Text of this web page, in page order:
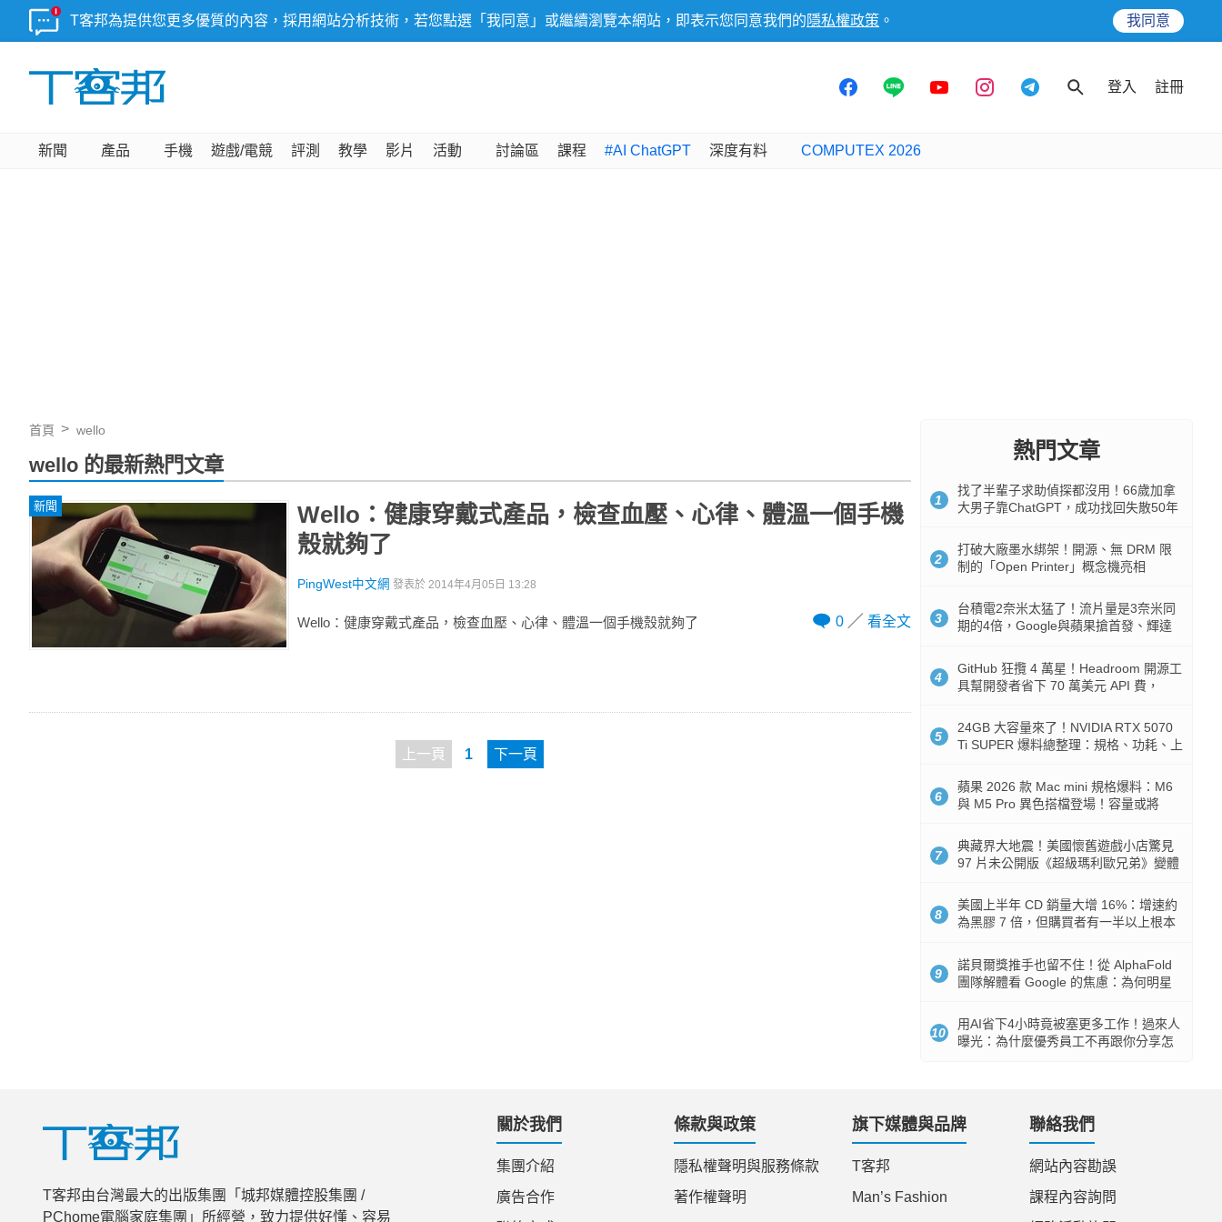
T客邦為提供您更多優質的內容，採用網站分析技術，若您點選「我同意」或繼續瀏覽本網站，即表示您同意我們的 隱私權政策 。 我同意
登入 註冊
新聞 產品 手機 遊戲/電競 評測 教學 影片 活動 討論區 課程 #AI ChatGPT 深度有料 COMPUTEX 2026
首頁 wello
wello 的最新熱門文章
新聞
Wello：健康穿戴式產品，檢查血壓、心律、體溫一個手機
殼就夠了
PingWest中文網 發表於 2014年4月05日 13:28
Wello：健康穿戴式產品，檢查血壓、心律、體溫一個手機殼就夠了 0 看全文
上一頁 1 下一頁
熱門文章
1
找了半輩子求助偵探都沒用！66歲加拿
大男子靠ChatGPT，成功找回失散50年
2
打破大廠墨水綁架！開源、無 DRM 限
制的「Open Printer」概念機亮相
3
台積電2奈米太猛了！流片量是3奈米同
期的4倍，Google與蘋果搶首發、輝達
4
GitHub 狂攬 4 萬星！Headroom 開源工
具幫開發者省下 70 萬美元 API 費，
5
24GB 大容量來了！NVIDIA RTX 5070
Ti SUPER 爆料總整理：規格、功耗、上
6
蘋果 2026 款 Mac mini 規格爆料：M6
與 M5 Pro 異色搭檔登場！容量或將
7
典藏界大地震！美國懷舊遊戲小店驚見
97 片未公開版《超級瑪利歐兄弟》變體
8
美國上半年 CD 銷量大增 16%：增速約
為黑膠 7 倍，但購買者有一半以上根本
9
諾貝爾獎推手也留不住！從 AlphaFold
團隊解體看 Google 的焦慮：為何明星
10
用AI省下4小時竟被塞更多工作！過來人
曝光：為什麼優秀員工不再跟你分享怎
T客邦由台灣最大的出版集團「城邦媒體控股集團 /
PChome電腦家庭集團」所經營，致力提供好懂、容易
關於我們
集團介紹
廣告合作
條款與政策
隱私權聲明與服務條款
著作權聲明
旗下媒體與品牌
T客邦
Man’s Fashion
聯絡我們
網站內容勘誤
課程內容詢問